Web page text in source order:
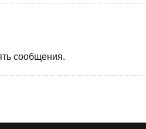
сообщения.